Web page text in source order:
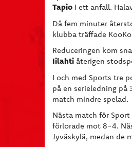
Tapio i ett anfall.
Då fem minuter
klubba träffade
Reduceringen kom
Iilahti återigen
I och med Sports tre
på en serieledning på
match mindre spelad.
Nästa match för
förlorade mot 8-4.
Jyväskylä, medan de